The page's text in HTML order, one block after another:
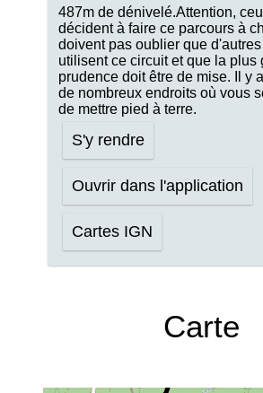
487m de dénivelé.Attention,
décident à faire ce parcours à
doivent pas oublier que
utilisent ce circuit et que la plus
prudence doit être de mise. Il y
de nombreux endroits où vous
de mettre pied à terre.
S'y rendre
Ouvrir dans l'application
Cartes IGN
Carte